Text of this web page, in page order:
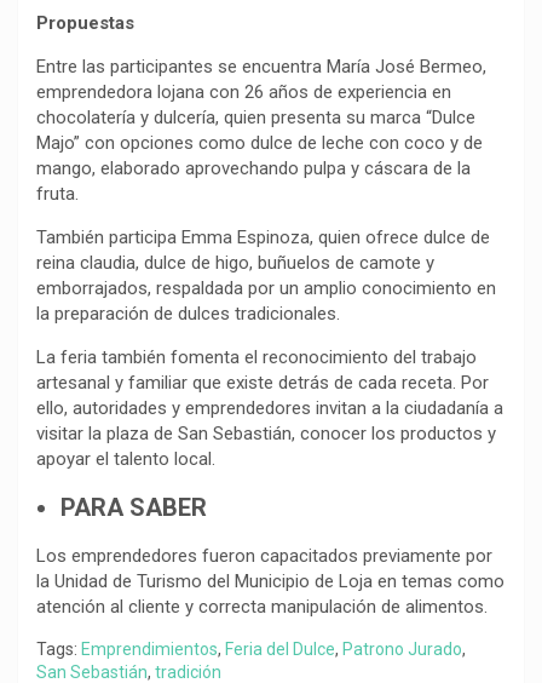
Propuestas
Entre las participantes se encuentra María José Bermeo,
emprendedora lojana con 26 años de experiencia en
chocolatería y dulcería, quien presenta su marca “Dulce
Majo” con opciones como dulce de leche con coco y de
mango, elaborado aprovechando pulpa y cáscara de la
fruta.
También participa Emma Espinoza, quien ofrece dulce de
reina claudia, dulce de higo, buñuelos de camote y
emborrajados, respaldada por un amplio conocimiento en
la preparación de dulces tradicionales.
La feria también fomenta el reconocimiento del trabajo
artesanal y familiar que existe detrás de cada receta. Por
ello, autoridades y emprendedores invitan a la ciudadanía a
visitar la plaza de San Sebastián, conocer los productos y
apoyar el talento local.
PARA SABER
Los emprendedores fueron capacitados previamente por
la Unidad de Turismo del Municipio de Loja en temas como
atención al cliente y correcta manipulación de alimentos.
Tags: Emprendimientos, Feria del Dulce, Patrono Jurado,
San Sebastián, tradición